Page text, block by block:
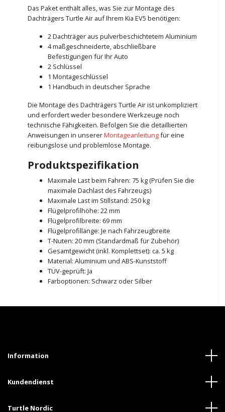
Das Paket enthält alles, was Sie zur Montage des
Dachträgers Turtle Air auf Ihrem Kia EV5 benötigen:
2 Dachträger aus pulverbeschichtetem Aluminium
4 maßgeschneiderte, abschließbare
Befestigungen für Ihr Auto
2 Schlüssel
1 Montageschlüssel
1 Handbuch in deutscher Sprache
Die Montage des Dachträgers Turtle Air ist unkompliziert
und erfordert weder besondere Werkzeuge noch
technische Fähigkeiten. Befolgen Sie die detaillierten
Anweisungen in unsererMontageanleitungfür eine
reibungslose und problemlose Montage.
Produktspezifikation
Maximale Last beim Fahren: 75 kg (Prüfen Sie die
maximale Dachlast des Fahrzeugs)
Maximale Last im Stillstand: 250 kg
Flügelprofilhöhe: 22 mm
Flügelprofilbreite: 69 mm
Flügelprofillänge: Je nach Fahrzeugbreite
T-Nuten: 20 mm (Standardmaß für Zubehör)
Gesamtgewicht (inkl. Komplettset): ca. 5 kg
Material: Aluminium und ABS-Kunststoff
TÜV-geprüft: Ja
Farboptionen: Schwarz oder Silber
Information
Kundendienst
Turtle Nordic